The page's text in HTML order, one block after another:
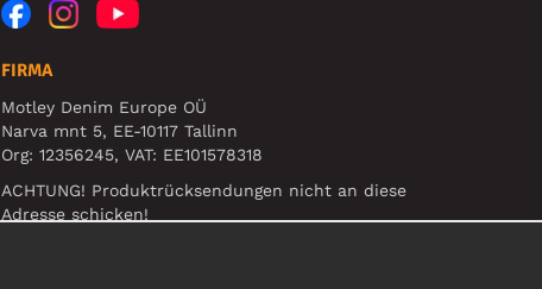
FIRMA
Motley Denim Europe OÜ
Narva mnt 5, EE-10117 Tallinn
Org: 12356245, VAT: EE101578318
ACHTUNG! Produktrücksendungen nicht an diese
Adresse schicken!